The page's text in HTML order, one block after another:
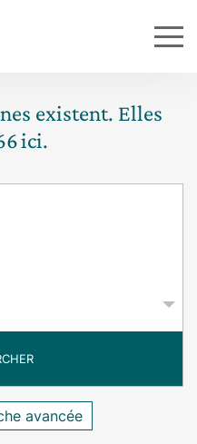
existent. Elles
ici.
avancée